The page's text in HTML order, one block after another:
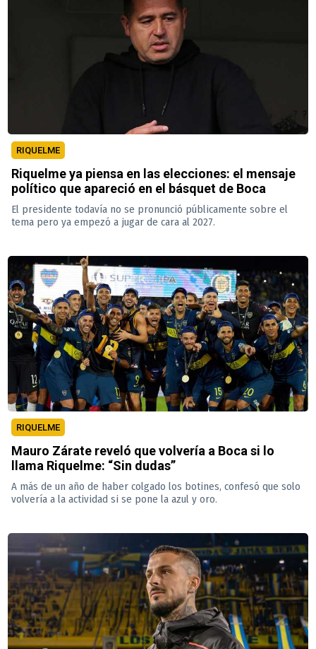
RIQUELME
Riquelme ya piensa en las elecciones: el mensaje
político que apareció en el básquet de Boca
El presidente todavía no se pronunció públicamente sobre el
tema pero ya empezó a jugar de cara al 2027.
RIQUELME
Mauro Zárate reveló que volvería a Boca si lo
llama Riquelme: “Sin dudas”
A más de un año de haber colgado los botines, confesó que solo
volvería a la actividad si se pone la azul y oro.